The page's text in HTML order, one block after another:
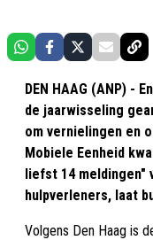
DEN HAAG (ANP) -
de jaarwisseling
om vernielingen en
Mobiele Eenheid
liefst 14 meldingen"
hulpverleners, laat
Volgens Den Haag is